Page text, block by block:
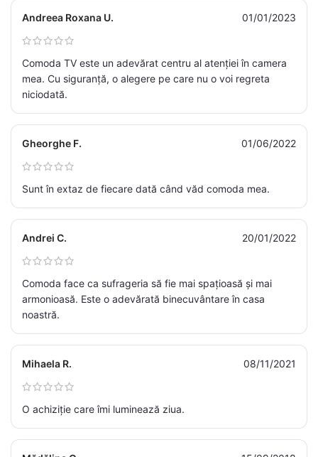
Andreea Roxana U. 01/01/2023
Comoda TV este un adevărat centru al atenției în camera
mea. Cu siguranță, o alegere pe care nu o voi regreta
niciodată.
Gheorghe F. 01/06/2022
Sunt în extaz de fiecare dată când văd comoda mea.
Andrei C. 20/01/2022
Comoda face ca sufrageria să fie mai spațioasă și mai
armonioasă. Este o adevărată binecuvântare în casa
noastră.
Mihaela R. 08/11/2021
O achiziție care îmi luminează ziua.